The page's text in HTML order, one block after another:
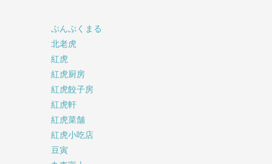
ぷんぷくまる
北老虎
紅虎
紅虎厨房
紅虎餃子房
紅虎軒
紅虎菜舗
紅虎小吃店
豆寅